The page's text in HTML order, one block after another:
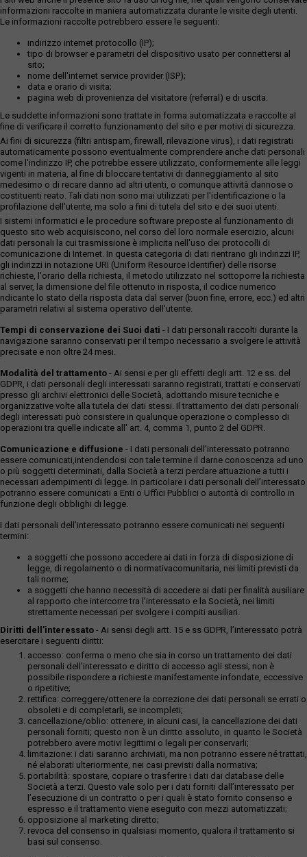
informazioni raccolte in maniera automatizzata durante le visite degli utenti.
Le informazioni raccolte potrebbero essere le seguenti:
indirizzo internet protocollo (IP);
tipo di browser e parametri del dispositivo usato per connettersi al
sito;
nome dell'internet service provider (ISP);
data e orario di visita;
pagina web di provenienza del visitatore (referral) e di uscita.
Le suddette informazioni sono trattate in forma automatizzata e raccolte al
fine di verificare il corretto funzionamento del sito e per motivi di sicurezza.
Ai fini di sicurezza (filtri antispam, firewall, rilevazione virus), i dati registrati
automaticamente possono eventualmente comprendere anche dati personali
come l'indirizzo IP, che potrebbe essere utilizzato, conformemente alle leggi
vigenti in materia, al fine di bloccare tentativi di danneggiamento al sito
medesimo o di recare danno ad altri utenti, o comunque attività dannose o
costituenti reato. Tali dati non sono mai utilizzati per l'identificazione o la
profilazione dell'utente, ma solo a fini di tutela del sito e dei suoi utenti.
I sistemi informatici e le procedure software preposte al funzionamento di
questo sito web acquisiscono, nel corso del loro normale esercizio, alcuni
dati personali la cui trasmissione è implicita nell'uso dei protocolli di
comunicazione di Internet. In questa categoria di dati rientrano gli indirizzi IP,
gli indirizzi in notazione URI (Uniform Resource Identifier) delle risorse
richieste, l'orario della richiesta, il metodo utilizzato nel sottoporre la richiesta
al server, la dimensione del file ottenuto in risposta, il codice numerico
ndicante lo stato della risposta data dal server (buon fine, errore, ecc.) ed altri
parametri relativi al sistema operativo dell'utente.
Tempi di conservazione dei Suoi dati - I dati personali raccolti durante la
navigazione saranno conservati per il tempo necessario a svolgere le attività
precisate e non oltre 24 mesi.
Modalità del trattamento - Ai sensi e per gli effetti degli artt. 12 e ss. del
GDPR, i dati personali degli interessati saranno registrati, trattati e conservati
presso gli archivi elettronici delle Società, adottando misure tecniche e
organizzative volte alla tutela dei dati stessi. Il trattamento dei dati personali
degli interessati può consistere in qualunque operazione o complesso di
operazioni tra quelle indicate all' art. 4, comma 1, punto 2 del GDPR.
Comunicazione e diffusione - I dati personali dell’interessato potranno
essere comunicati,intendendosi con tale termine il darne conoscenza ad uno
o più soggetti determinati, dalla Società a terzi perdare attuazione a tutti i
necessari adempimenti di legge. In particolare i dati personali dell’interessato
potranno essere comunicati a Enti o Uffici Pubblici o autorità di controllo in
funzione degli obblighi di legge.
I dati personali dell’interessato potranno essere comunicati nei seguenti
termini:
a soggetti che possono accedere ai dati in forza di disposizione di
legge, di regolamento o di normativacomunitaria, nei limiti previsti da
tali norme;
a soggetti che hanno necessità di accedere ai dati per finalità ausiliare
al rapporto che intercorre tra l’interessato e la Società, nei limiti
strettamente necessari per svolgere i compiti ausiliari.
Diritti dell’interessato - Ai sensi degli artt. 15 e ss GDPR, l’interessato potrà
esercitare i seguenti diritti:
accesso: conferma o meno che sia in corso un trattamento dei dati
personali dell’interessato e diritto di accesso agli stessi; non è
possibile rispondere a richieste manifestamente infondate, eccessive
o ripetitive;
rettifica: correggere/ottenere la correzione dei dati personali se errati o
obsoleti e di completarli, se incompleti;
cancellazione/oblio: ottenere, in alcuni casi, la cancellazione dei dati
personali forniti; questo non è un diritto assoluto, in quanto le Società
potrebbero avere motivi legittimi o legali per conservarli;
limitazione: i dati saranno archiviati, ma non potranno essere né trattati,
né elaborati ulteriormente, nei casi previsti dalla normativa;
portabilità: spostare, copiare o trasferire i dati dai database delle
Società a terzi. Questo vale solo per i dati forniti dall’interessato per
l’esecuzione di un contratto o per i quali è stato fornito consenso e
espresso e il trattamento viene eseguito con mezzi automatizzati;
opposizione al marketing diretto;
revoca del consenso in qualsiasi momento, qualora il trattamento si
basi sul consenso.